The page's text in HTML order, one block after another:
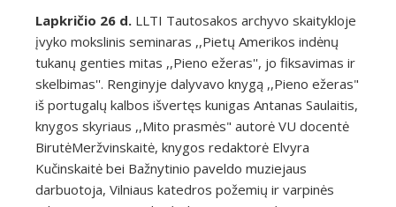
Lapkričio 26 d. LLTI Tautosakos archyvo skaitykloje
įvyko mokslinis seminaras ,,Pietų Amerikos indėnų
tukanų genties mitas ,,Pieno ežeras'', jo fiksavimas ir
skelbimas''. Renginyje dalyvavo knygą ,,Pieno ežeras"
iš portugalų kalbos išvertęs kunigas Antanas Saulaitis,
knygos skyriaus ,,Mito prasmės" autorė VU docentė
BirutėMeržvinskaitė, knygos redaktorė Elvyra
Kučinskaitė bei Bažnytinio paveldo muziejaus
darbuotoja, Vilniaus katedros požemių ir varpinės